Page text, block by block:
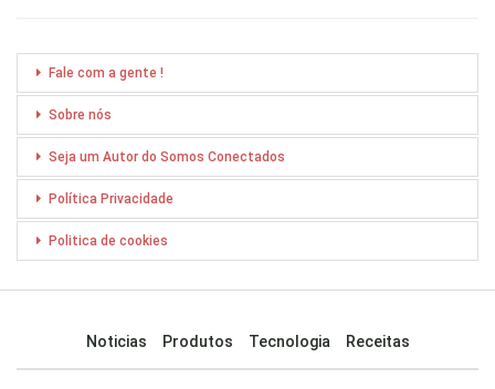
Fale com a gente !
Sobre nós
Seja um Autor do Somos Conectados
Política Privacidade
Politica de cookies
Noticias Produtos Tecnologia Receitas